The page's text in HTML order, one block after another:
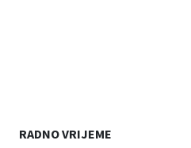
RADNO VRIJEME